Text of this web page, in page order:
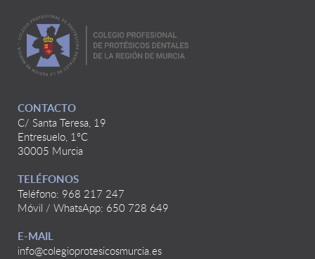
CONTACTO
C/ Santa Teresa, 19
Entresuelo, 1ºC
30005 Murcia
TELÉFONOS
Teléfono: 968 217 247
Móvil / WhatsApp: 650 728 649
E-MAIL
info@colegioprotesicosmurcia.es